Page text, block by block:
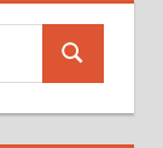
Search